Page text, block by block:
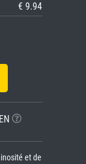
€ 9.94
et de